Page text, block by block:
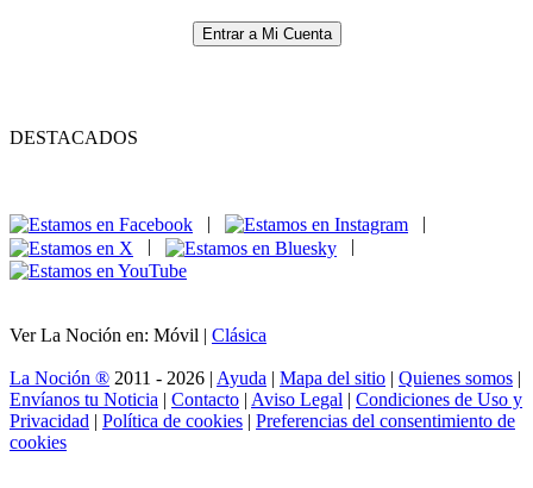
Entrar a Mi Cuenta
DESTACADOS
|
|
|
|
Ver La Noción en: Móvil | Clásica
La Noción ® 2011 - 2026 | Ayuda | Mapa del sitio | Quienes somos |
Envíanos tu Noticia | Contacto | Aviso Legal | Condiciones de Uso y
Privacidad | Política de cookies | Preferencias del consentimiento de
cookies